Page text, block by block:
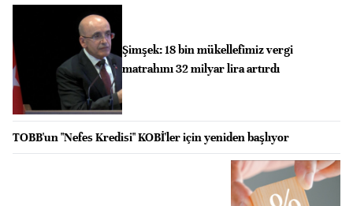
Şimşek: 18 bin mükellefimiz vergi
matrahını 32 milyar lira artırdı
TOBB'un "Nefes Kredisi" KOBİ'ler için yeniden başlıyor